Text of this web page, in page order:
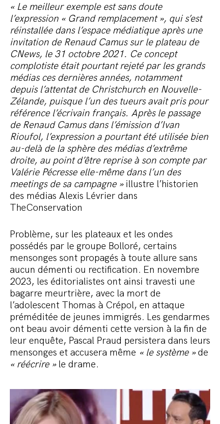
« Le meilleur exemple est sans doute
l’expression « Grand remplacement », qui s’est
réinstallée dans l’espace médiatique après une
invitation de Renaud Camus sur le plateau de
CNews, le 31 octobre 2021. Ce concept
complotiste était pourtant rejeté par les grands
médias ces dernières années, notamment
depuis l’attentat de Christchurch en Nouvelle-
Zélande, puisque l’un des tueurs avait pris pour
référence l’écrivain français. Après le passage
de Renaud Camus dans l’émission d’Ivan
Rioufol, l’expression a pourtant été utilisée bien
au-delà de la sphère des médias d’extrême
droite, au point d’être reprise à son compte par
Valérie Pécresse elle-même dans l’un des
meetings de sa campagne »illustre l’historien
des médias Alexis Lévrier dans
TheConservation
Problème, sur les plateaux et les ondes
possédés par le groupe Bolloré, certains
mensonges sont propagés à toute allure sans
aucun démenti ou rectification. En novembre
2023, les éditorialistes ont ainsi travesti une
bagarre meurtrière, avec la mort de
l’adolescent Thomas à Crépol, en attaque
préméditée de jeunes immigrés. Les gendarmes
ont beau avoir démenti cette version à la fin de
leur enquête, Pascal Praud persistera dans leurs
mensonges et accusera même « le système »de
« réécrire »le drame.